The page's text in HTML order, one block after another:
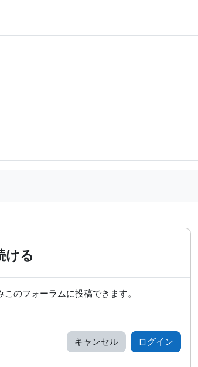
ける
のフォーラムに投稿できます。
キャンセル ログイン